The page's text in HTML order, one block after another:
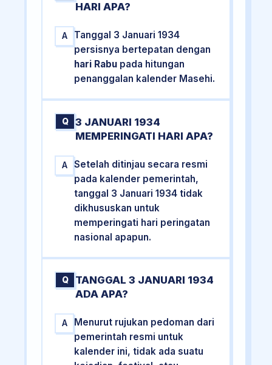
HARI APA?
A
Tanggal 3 Januari 1934
persisnya bertepatan dengan
hari Rabu pada hitungan
penanggalan kalender Masehi.
Q
3 JANUARI 1934
MEMPERINGATI HARI APA?
A
Setelah ditinjau secara resmi
pada kalender pemerintah,
tanggal 3 Januari 1934 tidak
dikhususkan untuk
memperingati hari peringatan
nasional apapun.
Q
TANGGAL 3 JANUARI 1934
ADA APA?
A
Menurut rujukan pedoman dari
pemerintah resmi untuk
kalender ini, tidak ada suatu